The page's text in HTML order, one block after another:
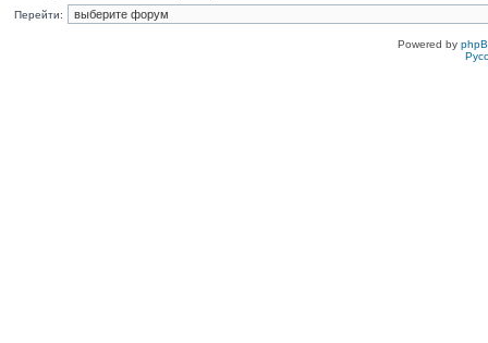
Перейти:
Powered by